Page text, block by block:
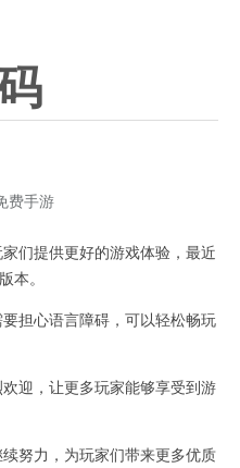
费手游
们提供更好的游戏体验，最近
本。
担心语言障碍，可以轻松畅玩
迎，让更多玩家能够享受到游
努力，为玩家们带来更多优质